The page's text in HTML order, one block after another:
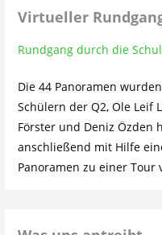
Virtueller
Rundgang durch die
Die 44 Panoramen
Schülern der Q2, Ole Leif
Förster und Deniz Özden
anschließend mit Hilfe
Panoramen zu einer Tour